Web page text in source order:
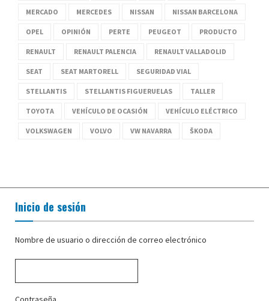
MERCADO MERCEDES NISSAN NISSAN BARCELONA
OPEL OPINIÓN PERTE PEUGEOT PRODUCTO
RENAULT RENAULT PALENCIA RENAULT VALLADOLID
SEAT SEAT MARTORELL SEGURIDAD VIAL
STELLANTIS STELLANTIS FIGUERUELAS TALLER
TOYOTA VEHÍCULO DE OCASIÓN VEHÍCULO ELÉCTRICO
VOLKSWAGEN VOLVO VW NAVARRA ŠKODA
Inicio de sesión
Nombre de usuario o dirección de correo electrónico